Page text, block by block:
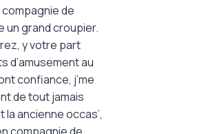
de
un grand croupier.
y votre part
d’amusement au
confiance, j’me
de tout jamais
ancienne occas’,